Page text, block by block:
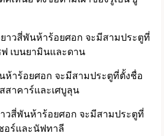
าวสี่พันห้าร้อยศอก จะมีสามประตูที่
เบนยามินและดาน
ห้าร้อยศอก จะมีสามประตูที่ตั้งชื่อ
สาคาร์และเศบูลุน
วสี่พันห้าร้อยศอก จะมีสามประตูที่
อร์และนัฟทาลี